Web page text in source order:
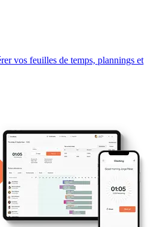
vos feuilles de temps, plannings et